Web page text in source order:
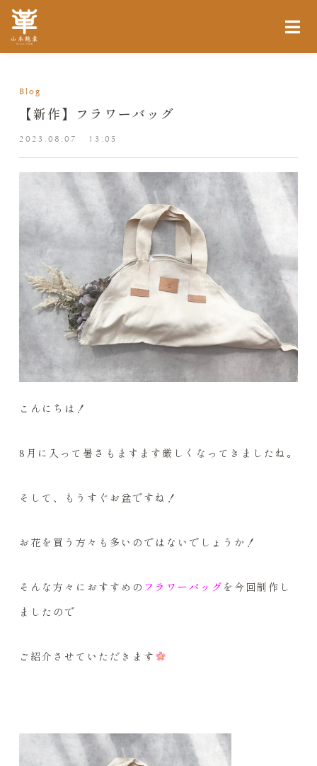
Blog
【新作】フラワーバッグ
2023.08.07 13:05
こんにちは！
8月に入って暑さもますます厳しくなってきましたね。
そして、もうすぐお盆ですね！
お花を買う方々も多いのではないでしょうか！
そんな方々におすすめの フラワーバッグ を今回制作し
ましたので
ご紹介させていただきます